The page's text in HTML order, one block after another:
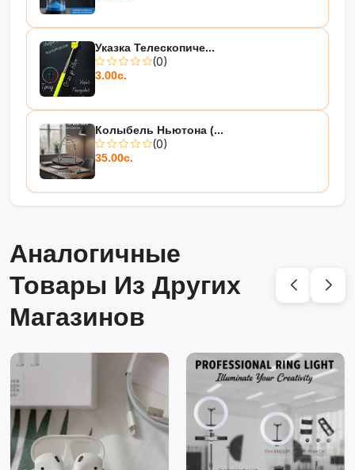
Указка Телескопиче...
(0)
3.00с.
Колыбель Ньютона (...
(0)
35.00с.
Аналогичные
Товары Из Других
Магазинов